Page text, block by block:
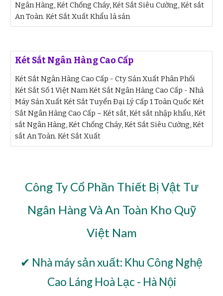
Ngân Hàng, Két Chống Cháy, Két Sắt Siêu Cường, Két sắt
An Toàn. Két Sắt Xuất Khẩu là sản
Két Sắt Ngân Hàng Cao Cấp
Két Sắt Ngân Hàng Cao Cấp - Cty Sản Xuất Phân Phối
Két Sắt Số 1 Việt Nam Két Sắt Ngân Hàng Cao Cấp - Nhà
Máy Sản Xuất Két Sắt Tuyển Đại Lý Cấp 1 Toàn Quốc Két
Sắt Ngân Hàng Cao Cấp – Két sắt, Két sắt nhập khẩu, Két
sắt Ngân Hàng, Két Chống Cháy, Két Sắt Siêu Cường, Két
sắt An Toàn. Két Sắt Xuất
Công Ty Cổ Phần Thiết Bị Vật Tư
Ngân Hàng Và An Toàn Kho Quỹ
Việt Nam
✔ Nhà máy sản xuất: Khu Công Nghệ
Cao Láng Hoà Lạc - Hà Nội